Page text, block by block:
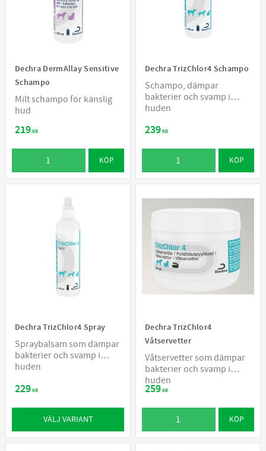
Dechra DermAllay Sensitive
Schampo
Milt schampo för känslig
hud
219KR
KÖP
Dechra TrizChlor4 Schampo
Schampo, dämpar
bakterier och svamp i
huden
239KR
KÖP
Dechra TrizChlor4 Spray
Spraybalsam som dämpar
bakterier och svamp i
huden
229KR
VÄLJ VARIANT
Dechra TrizChlor4
Våtservetter
Våtservetter som dämpar
bakterier och svamp i
huden
259KR
KÖP